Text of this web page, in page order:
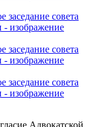
Адвокатской